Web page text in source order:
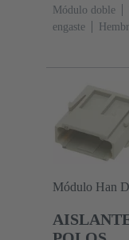
Módulo doble
engaste
Módulo Han